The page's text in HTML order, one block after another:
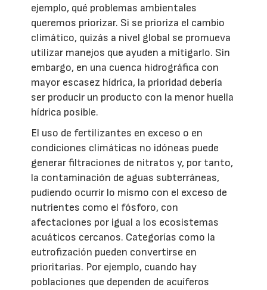
ejemplo, qué problemas ambientales
queremos priorizar. Si se prioriza el cambio
climático, quizás a nivel global se promueva
utilizar manejos que ayuden a mitigarlo. Sin
embargo, en una cuenca hidrográfica con
mayor escasez hídrica, la prioridad debería
ser producir un producto con la menor huella
hídrica posible.
El uso de fertilizantes en exceso o en
condiciones climáticas no idóneas puede
generar filtraciones de nitratos y, por tanto,
la contaminación de aguas subterráneas,
pudiendo ocurrir lo mismo con el exceso de
nutrientes como el fósforo, con
afectaciones por igual a los ecosistemas
acuáticos cercanos. Categorías como la
eutrofización pueden convertirse en
prioritarias. Por ejemplo, cuando hay
poblaciones que dependen de acuíferos